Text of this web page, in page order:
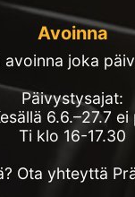
Avoinna
avoinna joka
Päivystysajat:
6.6.–27.7
Ti klo 16-17.30
Ota yhteyttä